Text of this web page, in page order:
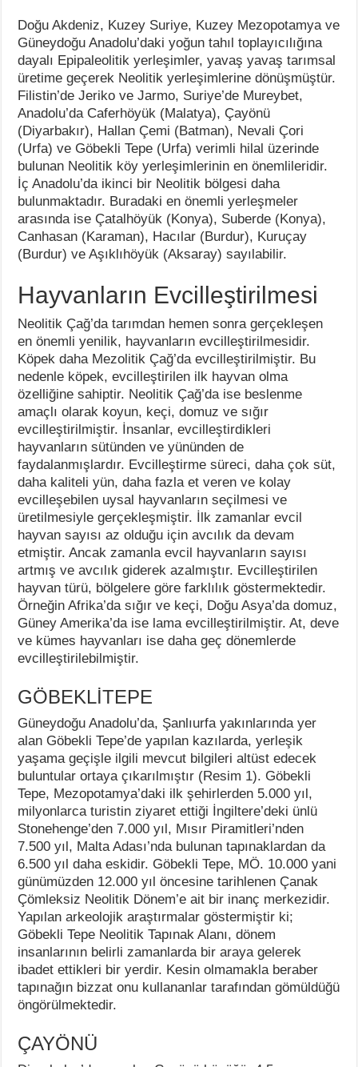
Doğu Akdeniz, Kuzey Suriye, Kuzey Mezopotamya ve
Güneydoğu Anadolu’daki yoğun tahıl toplayıcılığına
dayalı Epipaleolitik yerleşimler, yavaş yavaş tarımsal
üretime geçerek Neolitik yerleşimlerine dönüşmüştür.
Filistin’de Jeriko ve Jarmo, Suriye’de Mureybet,
Anadolu’da Caferhöyük (Malatya), Çayönü
(Diyarbakır), Hallan Çemi (Batman), Nevali Çori
(Urfa) ve Göbekli Tepe (Urfa) verimli hilal üzerinde
bulunan Neolitik köy yerleşimlerinin en önemlileridir.
İç Anadolu’da ikinci bir Neolitik bölgesi daha
bulunmaktadır. Buradaki en önemli yerleşmeler
arasında ise Çatalhöyük (Konya), Suberde (Konya),
Canhasan (Karaman), Hacılar (Burdur), Kuruçay
(Burdur) ve Aşıklıhöyük (Aksaray) sayılabilir.
Hayvanların Evcilleştirilmesi
Neolitik Çağ’da tarımdan hemen sonra gerçekleşen
en önemli yenilik, hayvanların evcilleştirilmesidir.
Köpek daha Mezolitik Çağ’da evcilleştirilmiştir. Bu
nedenle köpek, evcilleştirilen ilk hayvan olma
özelliğine sahiptir. Neolitik Çağ’da ise beslenme
amaçlı olarak koyun, keçi, domuz ve sığır
evcilleştirilmiştir. İnsanlar, evcilleştirdikleri
hayvanların sütünden ve yününden de
faydalanmışlardır. Evcilleştirme süreci, daha çok süt,
daha kaliteli yün, daha fazla et veren ve kolay
evcilleşebilen uysal hayvanların seçilmesi ve
üretilmesiyle gerçekleşmiştir. İlk zamanlar evcil
hayvan sayısı az olduğu için avcılık da devam
etmiştir. Ancak zamanla evcil hayvanların sayısı
artmış ve avcılık giderek azalmıştır. Evcilleştirilen
hayvan türü, bölgelere göre farklılık göstermektedir.
Örneğin Afrika’da sığır ve keçi, Doğu Asya’da domuz,
Güney Amerika’da ise lama evcilleştirilmiştir. At, deve
ve kümes hayvanları ise daha geç dönemlerde
evcilleştirilebilmiştir.
GÖBEKLİTEPE
Güneydoğu Anadolu’da, Şanlıurfa yakınlarında yer
alan Göbekli Tepe’de yapılan kazılarda, yerleşik
yaşama geçişle ilgili mevcut bilgileri altüst edecek
buluntular ortaya çıkarılmıştır (Resim 1). Göbekli
Tepe, Mezopotamya’daki ilk şehirlerden 5.000 yıl,
milyonlarca turistin ziyaret ettiği İngiltere’deki ünlü
Stonehenge’den 7.000 yıl, Mısır Piramitleri’nden
7.500 yıl, Malta Adası’nda bulunan tapınaklardan da
6.500 yıl daha eskidir. Göbekli Tepe, MÖ. 10.000 yani
günümüzden 12.000 yıl öncesine tarihlenen Çanak
Çömleksiz Neolitik Dönem’e ait bir inanç merkezidir.
Yapılan arkeolojik araştırmalar göstermiştir ki;
Göbekli Tepe Neolitik Tapınak Alanı, dönem
insanlarının belirli zamanlarda bir araya gelerek
ibadet ettikleri bir yerdir. Kesin olmamakla beraber
tapınağın bizzat onu kullananlar tarafından gömüldüğü
öngörülmektedir.
ÇAYÖNÜ